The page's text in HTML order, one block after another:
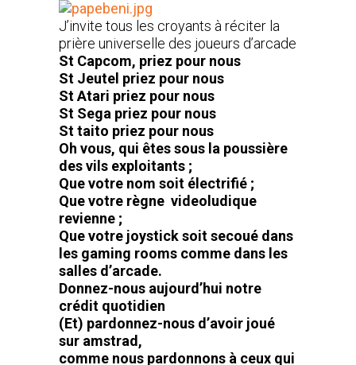
J’invite tous les croyants à réciter la
prière universelle des joueurs d’arcade
St Capcom, priez pour nous
St Jeutel priez pour nous
St Atari priez pour nous
St Sega priez pour nous
St taito priez pour nous
Oh vous, qui êtes sous la poussière
des vils exploitants ;
Que votre nom soit électrifié ;
Que votre règne videoludique
revienne ;
Que votre joystick soit secoué dans
les gaming rooms comme dans les
salles d’arcade.
Donnez-nous aujourd’hui notre
crédit quotidien
(Et) pardonnez-nous d’avoir joué
sur amstrad,
comme nous pardonnons à ceux qui